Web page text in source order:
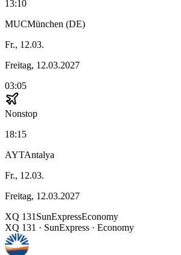
13:10
MUCMünchen (DE)
Fr., 12.03.
Freitag, 12.03.2027
03:05
Nonstop
18:15
AYTAntalya
Fr., 12.03.
Freitag, 12.03.2027
XQ 131SunExpressEconomy
XQ 131 · SunExpress · Economy